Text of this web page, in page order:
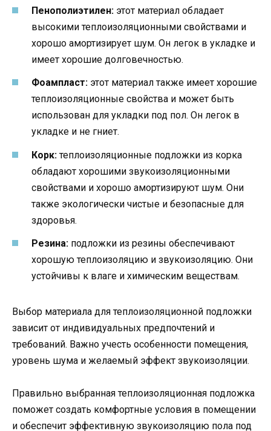
Пенополиэтилен: этот материал обладает
высокими теплоизоляционными свойствами и
хорошо амортизирует шум. Он легок в укладке и
имеет хорошие долговечностью.
Фоампласт: этот материал также имеет хорошие
теплоизоляционные свойства и может быть
использован для укладки под пол. Он легок в
укладке и не гниет.
Корк: теплоизоляционные подложки из корка
обладают хорошими звукоизоляционными
свойствами и хорошо амортизируют шум. Они
также экологически чистые и безопасные для
здоровья.
Резина: подложки из резины обеспечивают
хорошую теплоизоляцию и звукоизоляцию. Они
устойчивы к влаге и химическим веществам.
Выбор материала для теплоизоляционной подложки
зависит от индивидуальных предпочтений и
требований. Важно учесть особенности помещения,
уровень шума и желаемый эффект звукоизоляции.
Правильно выбранная теплоизоляционная подложка
поможет создать комфортные условия в помещении
и обеспечит эффективную звукоизоляцию пола под